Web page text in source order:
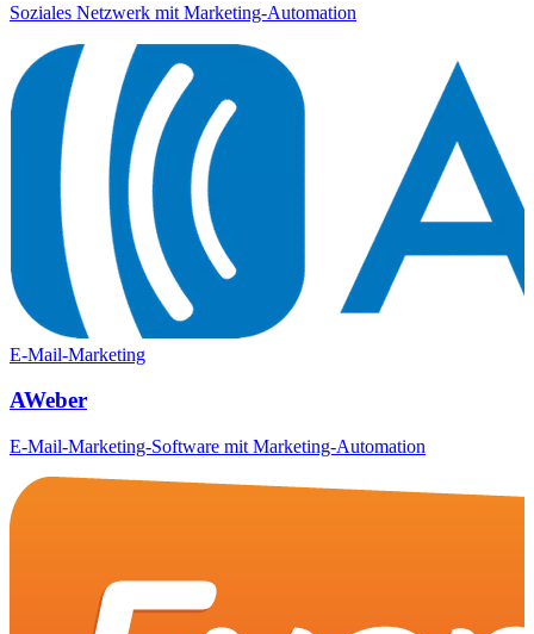
Soziales Netzwerk mit Marketing-Automation
E-Mail-Marketing
AWeber
E-Mail-Marketing-Software mit Marketing-Automation